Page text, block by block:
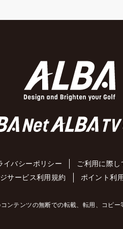
イバシーポリシー ご利用に際し
サービス利用規約 ポイント利
ンテンツの無断での転載、転用、コピ